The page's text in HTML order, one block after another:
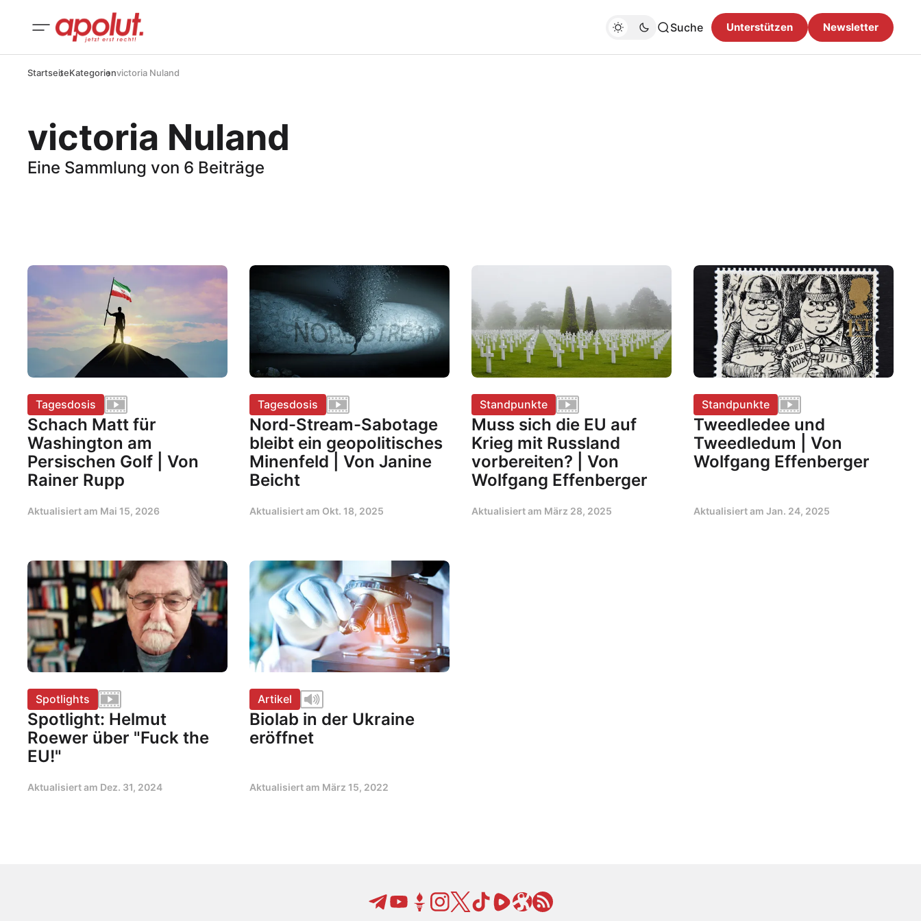
Suche Unterstützen Newsletter
StartseiteKategorienvictoria Nuland
victoria Nuland
Eine Sammlung von 6 Beiträge
Tagesdosis
Schach Matt für
Washington am
Persischen Golf | Von
Rainer Rupp
Aktualisiert am Mai 15, 2026
Tagesdosis
Nord-Stream-Sabotage
bleibt ein geopolitisches
Minenfeld | Von Janine
Beicht
Aktualisiert am Okt. 18, 2025
Standpunkte
Muss sich die EU auf
Krieg mit Russland
vorbereiten? | Von
Wolfgang Effenberger
Aktualisiert am März 28, 2025
Standpunkte
Tweedledee und
Tweedledum | Von
Wolfgang Effenberger
Aktualisiert am Jan. 24, 2025
Spotlights
Spotlight: Helmut
Roewer über "Fuck the
EU!"
Aktualisiert am Dez. 31, 2024
Artikel
Biolab in der Ukraine
eröffnet
Aktualisiert am März 15, 2022